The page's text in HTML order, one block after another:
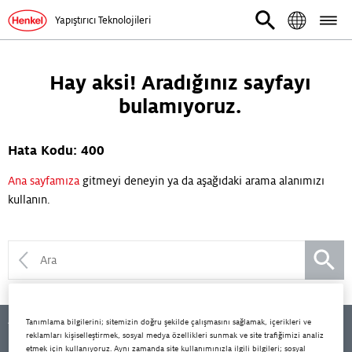
Yapıştırıcı Teknolojileri
Hay aksi! Aradığınız sayfayı
bulamıyoruz.
Hata Kodu: 400
Ana sayfamıza gitmeyi deneyin ya da aşağıdaki arama alanımızı
kullanın.
Araçlar
Ürün Arama
Tanımlama bilgilerini; sitemizin doğru şekilde çalışmasını sağlamak, içerikleri ve
reklamları kişiselleştirmek, sosyal medya özellikleri sunmak ve site trafiğimizi analiz
etmek için kullanıyoruz. Aynı zamanda site kullanımınızla ilgili bilgileri; sosyal